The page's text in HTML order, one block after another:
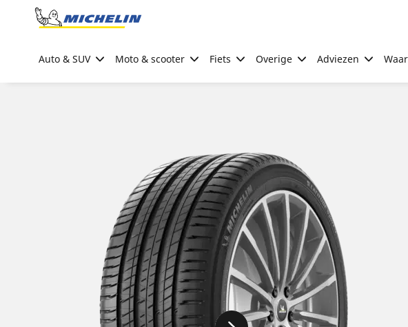
Go to page content
Auto & SUV Moto & scooter Fiets Overige Adviezen